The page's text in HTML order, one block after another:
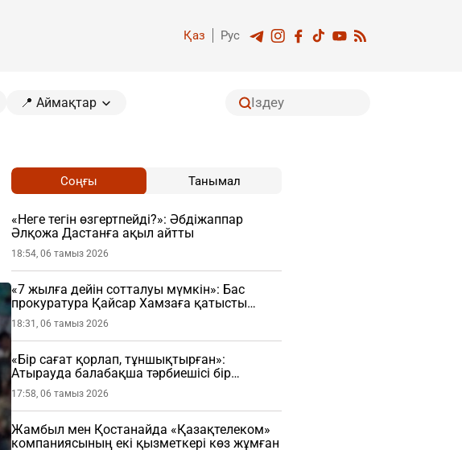
Қаз Рус
📍 Аймақтар
Соңғы Танымал
«Неге тегін өзгертпейді?»: Әбдіжаппар
Әлқожа Дастанға ақыл айтты
18:54, 06 тамыз 2026
«7 жылға дейін сотталуы мүмкін»: Бас
прокуратура Қайсар Хамзаға қатысты
мәлімдеме жасады
18:31, 06 тамыз 2026
«Бір сағат қорлап, тұншықтырған»:
Атырауда балабақша тәрбиешісі бір
жастағы баланы ұрған (ВИДЕО)
17:58, 06 тамыз 2026
Жамбыл мен Қостанайда «Қазақтелеком»
компаниясының екі қызметкері көз жұмған